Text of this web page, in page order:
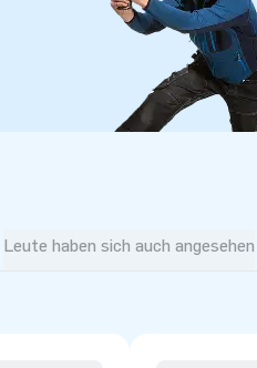
Leute haben sich auch angesehen